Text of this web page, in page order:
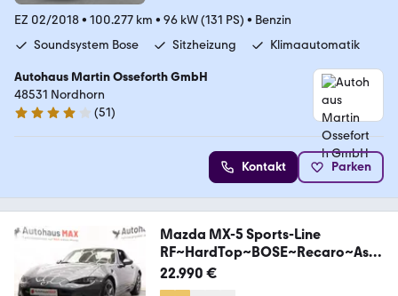
EZ 02/2018• 100.277 km • 96 kW (131 PS) • Benzin
Soundsystem Bose
Sitzheizung Klimaautomatik
Autohaus Martin Osseforth GmbH
48531 Nordhorn
4.1 Sterne
(51)
Kontakt Parken
Mazda MX-5 Sports-Line
RF~HardTop~BOSE~Recaro~Assi
sten
22.990 €